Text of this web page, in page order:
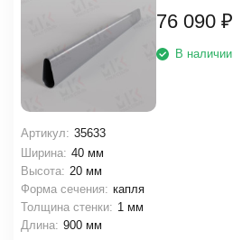
76 090 ₽
В наличии
Артикул: 35633
Ширина: 40 мм
Высота: 20 мм
Форма сечения: капля
Толщина стенки: 1 мм
Длина: 900 мм